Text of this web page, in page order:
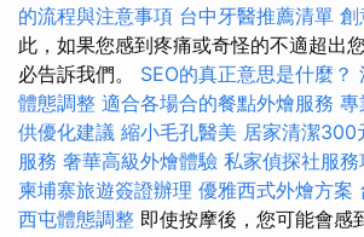
的流程與注意事項 台中牙醫推薦清單 創
此，如果您感到疼痛或奇怪的不適超出
必告訴我們。 SEO的真正意思是什麼？
體態調整 適合各場合的餐點外燴服務 專
供優化建議 縮小毛孔醫美 居家清潔300
服務 奢華高級外燴體驗 私家偵探社服務
柬埔寨旅遊簽證辦理 優雅西式外燴方案
西屯體態調整 即使按摩後，您可能會感